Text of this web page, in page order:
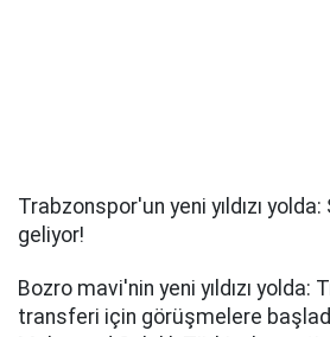
Trabzonspor'un yeni yıldızı yolda:
geliyor!
Bozro mavi'nin yeni yıldızı yolda:
transferi için görüşmelere